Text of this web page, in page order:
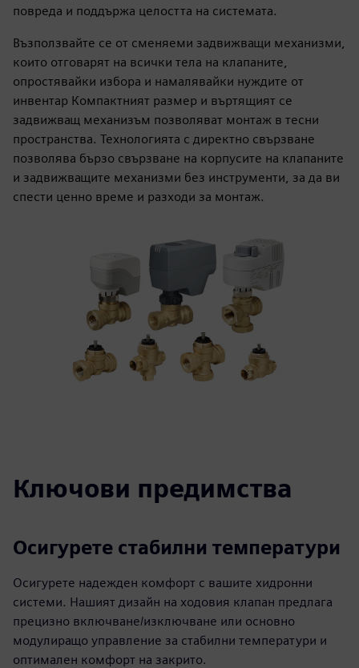
повреда и поддържа целостта на системата.
Възползвайте се от сменяеми задвижващи механизми,
които отговарят на всички тела на клапаните,
опростявайки избора и намалявайки нуждите от
инвентар Компактният размер и въртящият се
задвижващ механизъм позволяват монтаж в тесни
пространства. Технологията с директно свързване
позволява бързо свързване на корпусите на клапаните
и задвижващите механизми без инструменти, за да ви
спести ценно време и разходи за монтаж.
Ключови предимства
Осигурете стабилни температури
Осигурете надежден комфорт с вашите хидронни
системи. Нашият дизайн на ходовия клапан предлага
прецизно включване/изключване или основно
модулиращо управление за стабилни температури и
оптимален комфорт на закрито.